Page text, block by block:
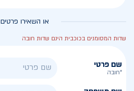
או השאירו פרטים
שדות המסומנים בכוכבית הינם שדות חובה
שם פרטי
*חובה